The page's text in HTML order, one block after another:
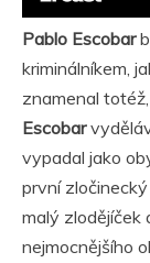
Pablo Escobar
kriminálníkem,
znamenal
Escobar
vypadal jako
první zločinecký
malý zlodějíček
nejmocnějšího